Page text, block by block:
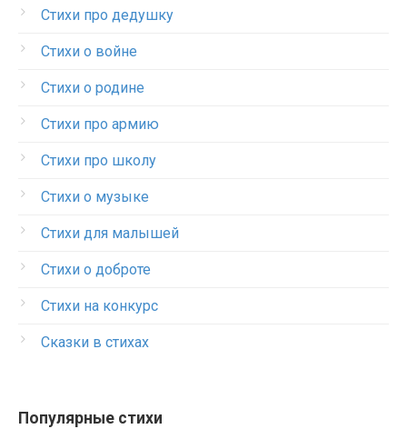
Стихи про дедушку
Стихи о войне
Стихи о родине
Стихи про армию
Стихи про школу
Стихи о музыке
Стихи для малышей
Стихи о доброте
Стихи на конкурс
Сказки в стихах
Популярные стихи